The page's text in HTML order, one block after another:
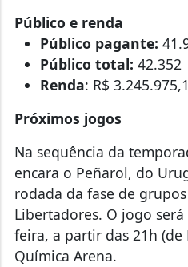
Público e renda
Público pagante:
Público total: 42.352
Renda: R$
Próximos jogos
Na sequência da
encara o Peñarol, do
rodada da fase de
Libertadores. O jogo
feira, a partir das 21h (de
Química Arena.